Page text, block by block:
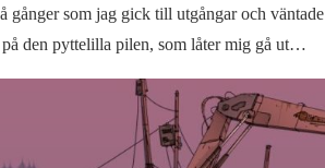
gånger som jag gick till utgångar och
den pyttelilla pilen, som låter mig gå ut…